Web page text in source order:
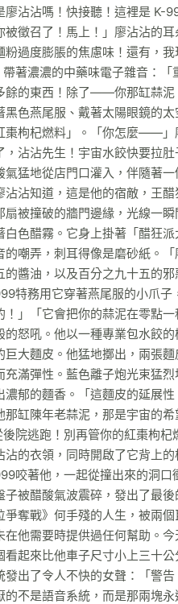
沾沾嗎！快接聽！這裡是 K-
徵召了！馬上！」廖沾沾的
過度膨脹的焦慮味！還有，
帶著濃濃的中藥味電子雜音：
的東西！除了——你那缸蒜泥
色燕尾服、戴著太陽眼鏡的
棗枸杞燃料」。「你怎麼——
沾沾先生！宇宙水餃快要拉
猛地從店門口灌入，伴隨著
沾知道，這是他的宿敵，王
被撞破的牆門邊緣，光線一
色醋霧。它身上掛著「醋狂
嘲弄，刺耳得像是磨砂紙。
的醬油，以及百分之九十五的邪
特務用它穿著燕尾服的小爪
」「它會把你的蒜泥在零點
怒吼。他以一種專業包水餃
大麵皮。他猛地擲出，兩張
滿彈性。藍色離子炮光束猛
郁的麵香。「這麵皮的延展
缸陳年老蒜泥，那是宇宙的
院逃跑！別再管你的紅棗枸
的衣領，同時開啟了它背上
咬著他，一起從撞出來的洞
被醋酸氣波震碎，發出了最
奪戰》何手殘的人生，被兩
他需要時提供過任何幫助。
起來比他車子尺寸小上三十
出了令人不快的女聲：「警
不是語音系統，而是那兩塊